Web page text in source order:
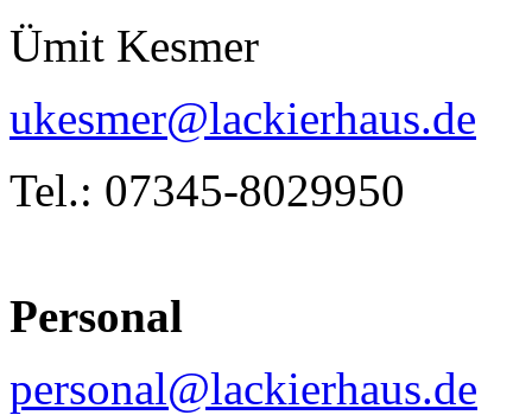
Ümit Kesmer
ukesmer@lackierhaus.de
Tel.: 07345-8029950
Personal
personal@lackierhaus.de